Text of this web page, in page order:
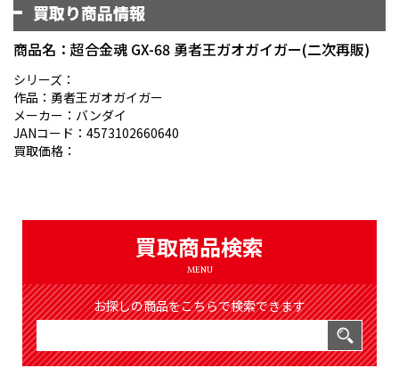
イベント情報
宅配買取のご案内
DELIVERY PURCHASE
買取お申し込み
ASSESSMENT
買取り商品情報
商品名：超合金魂 GX-68 勇者王ガオガイガー(二次再販)
シリーズ：
作品：勇者王ガオガイガー
メーカー：バンダイ
JANコード：4573102660640
買取価格：
買取商品検索
MENU
お探しの商品をこちらで検索できます